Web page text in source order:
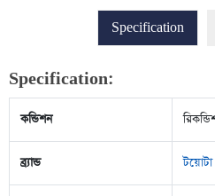
Specification
Specification:
কন্ডিশন
ব্র্যান্ড টয়োটা